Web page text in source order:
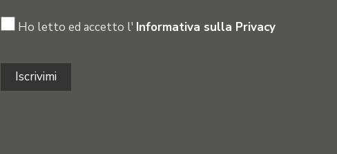
Ho letto ed accetto l' Informativa sulla Privacy